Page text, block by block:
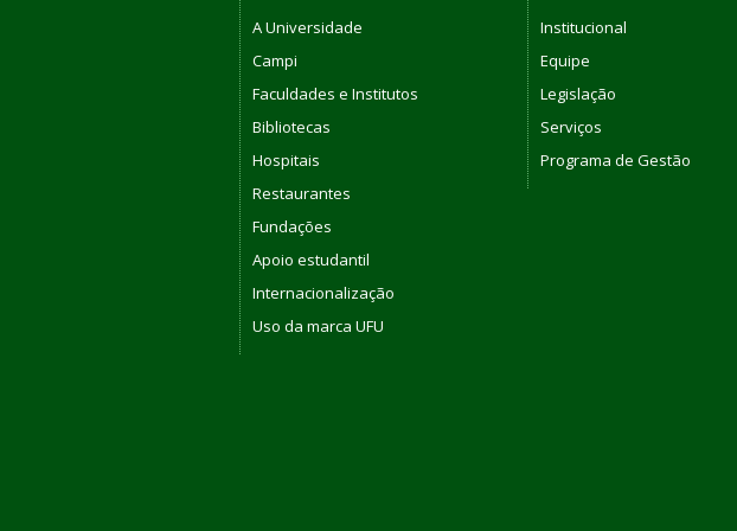
A Universidade
Campi
Faculdades e Institutos
Bibliotecas
Hospitais
Restaurantes
Fundações
Apoio estudantil
Internacionalização
Uso da marca UFU
Institucional
Equipe
Legislação
Serviços
Programa de Gestão